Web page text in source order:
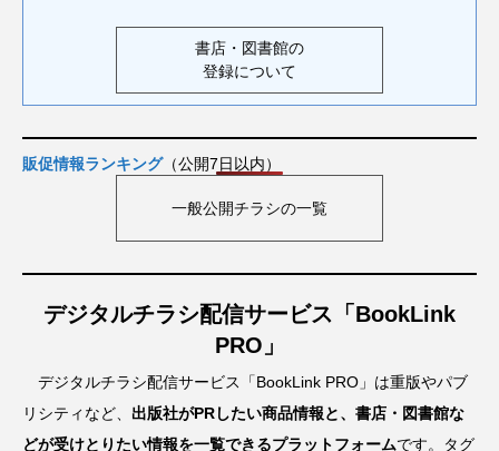
書店・図書館の
登録について
販促情報ランキング（公開7日以内）
一般公開チラシの一覧
デジタルチラシ配信サービス「BookLink
PRO」
デジタルチラシ配信サービス「BookLink PRO」は重版やパブ
リシティなど、 出版社がPRしたい商品情報と、書店・図書館な
どが受けとりたい情報を一覧できるプラットフォームです。タグ